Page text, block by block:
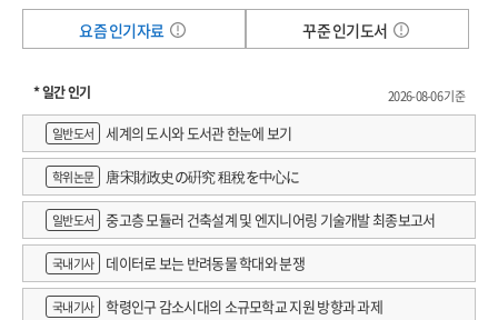
요즘 인기자료
꾸준 인기도서
* 일간 인기
2026-08-06 기준
일반도서
세계의 도시와 도서관 한눈에 보기
학위논문 唐宋財政史の硏究 租稅を中心に
일반도서 중고층 모듈러 건축설계 및 엔지니어링 기술개발 최종보고서
국내기사 데이터로 보는 반려동물 학대와 분쟁
국내기사 학령인구 감소시대의 소규모학교 지원 방향과 과제